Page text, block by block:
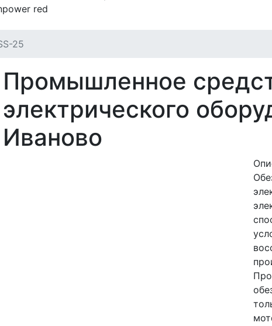
red
25
Промышленное
электрического
Иваново